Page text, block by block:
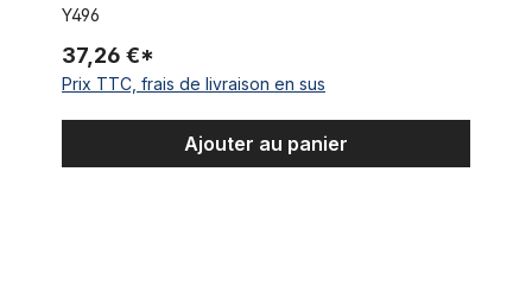
Y496
37,26 €*
Prix TTC, frais de livraison en sus
Ajouter au panier